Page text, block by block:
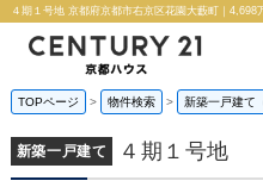
４期１号地 京都府京都市右京区花園大藪町｜
TOPページ 物件検索 新築一戸建て
新築一戸建て ４期１号地